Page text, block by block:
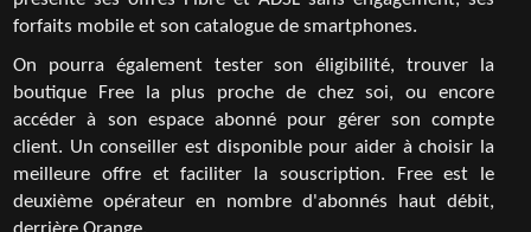
forfaits mobile et son catalogue de smartphones.
On pourra également tester son éligibilité, trouver la
boutique Free la plus proche de chez soi, ou encore
accéder à son espace abonné pour gérer son compte
client. Un conseiller est disponible pour aider à choisir la
meilleure offre et faciliter la souscription. Free est le
deuxième opérateur en nombre d'abonnés haut débit,